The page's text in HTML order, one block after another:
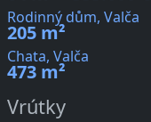
Rodinný dům, Valča
205 m²
Chata, Valča
473 m²
Vrútky